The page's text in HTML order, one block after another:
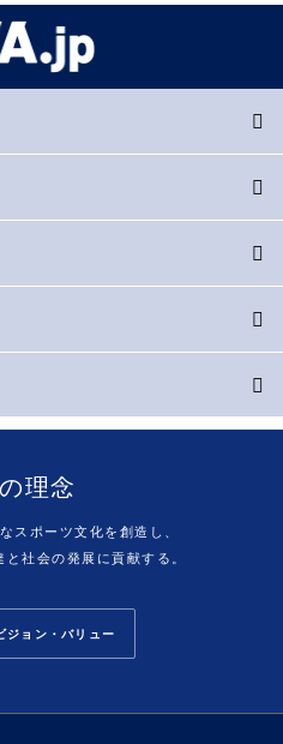
理念
スポーツ文化を創造し、
社会の発展に貢献する。
ジョン・バリュー